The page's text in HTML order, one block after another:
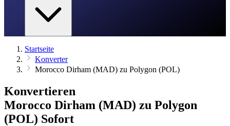
Startseite
Konverter
Morocco Dirham (MAD) zu Polygon (POL)
Konvertieren
Morocco Dirham (MAD) zu Polygon
(POL) Sofort